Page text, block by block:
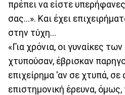
πρέπει να είστε
σας...». Και έχει
στην τύχη...
«Για χρόνια, οι γυναίκες
χτυπούσαν, έβρισκαν
επιχείρημα 'αν σε χτυπά,
επιστημονική έρευνα,